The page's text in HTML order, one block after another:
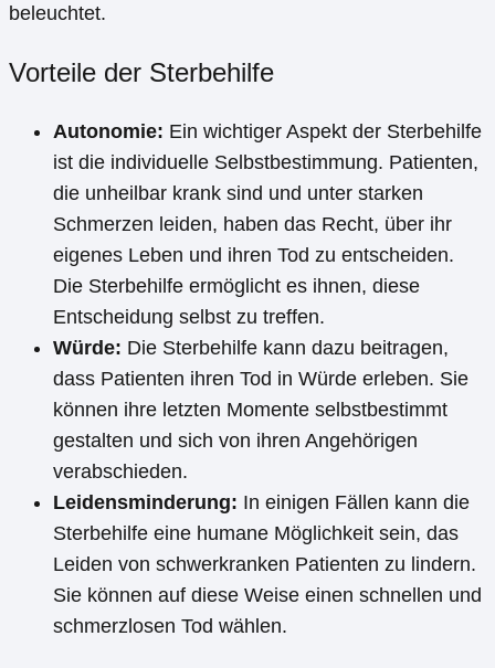
beleuchtet.
Vorteile der Sterbehilfe
Autonomie: Ein wichtiger Aspekt der Sterbehilfe
ist die individuelle Selbstbestimmung. Patienten,
die unheilbar krank sind und unter starken
Schmerzen leiden, haben das Recht, über ihr
eigenes Leben und ihren Tod zu entscheiden.
Die Sterbehilfe ermöglicht es ihnen, diese
Entscheidung selbst zu treffen.
Würde: Die Sterbehilfe kann dazu beitragen,
dass Patienten ihren Tod in Würde erleben. Sie
können ihre letzten Momente selbstbestimmt
gestalten und sich von ihren Angehörigen
verabschieden.
Leidensminderung: In einigen Fällen kann die
Sterbehilfe eine humane Möglichkeit sein, das
Leiden von schwerkranken Patienten zu lindern.
Sie können auf diese Weise einen schnellen und
schmerzlosen Tod wählen.